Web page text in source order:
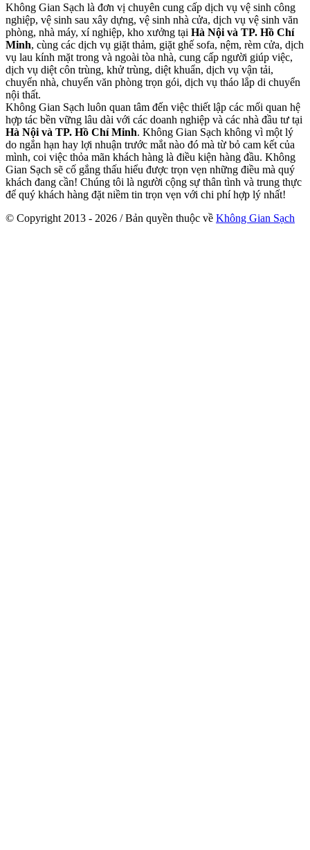
Không Gian Sạch là đơn vị chuyên cung cấp dịch vụ vệ sinh công
nghiệp, vệ sinh sau xây dựng, vệ sinh nhà cửa, dịch vụ vệ sinh văn
phòng, nhà máy, xí nghiệp, kho xưởng tại Hà Nội và TP. Hồ Chí
Minh, cùng các dịch vụ giặt thảm, giặt ghế sofa, nệm, rèm cửa, dịch
vụ lau kính mặt trong và ngoài tòa nhà, cung cấp người giúp việc,
dịch vụ diệt côn trùng, khử trùng, diệt khuẩn, dịch vụ vận tải,
chuyển nhà, chuyển văn phòng trọn gói, dịch vụ tháo lắp di chuyển
nội thất.
Không Gian Sạch luôn quan tâm đến việc thiết lập các mối quan hệ
hợp tác bền vững lâu dài với các doanh nghiệp và các nhà đầu tư tại
Hà Nội và TP. Hồ Chí Minh. Không Gian Sạch không vì một lý
do ngắn hạn hay lợi nhuận trước mắt nào đó mà từ bỏ cam kết của
mình, coi việc thỏa mãn khách hàng là điều kiện hàng đầu. Không
Gian Sạch sẽ cố gắng thấu hiểu được trọn vẹn những điều mà quý
khách đang cần! Chúng tôi là người cộng sự thân tình và trung thực
để quý khách hàng đặt niềm tin trọn vẹn với chi phí hợp lý nhất!
© Copyright 2013 - 2026 / Bản quyền thuộc về Không Gian Sạch